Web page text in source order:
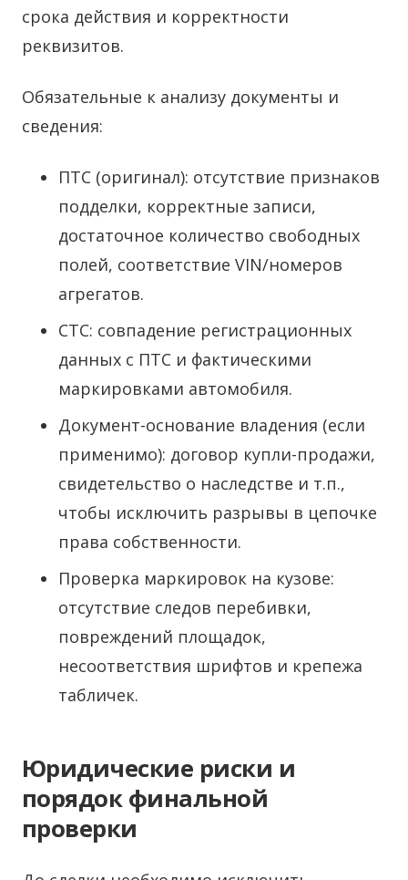
срока действия и корректности
реквизитов.
Обязательные к анализу документы и
сведения:
ПТС (оригинал): отсутствие признаков
подделки, корректные записи,
достаточное количество свободных
полей, соответствие VIN/номеров
агрегатов.
СТС: совпадение регистрационных
данных с ПТС и фактическими
маркировками автомобиля.
Документ-основание владения (если
применимо): договор купли-продажи,
свидетельство о наследстве и т.п.,
чтобы исключить разрывы в цепочке
права собственности.
Проверка маркировок на кузове:
отсутствие следов перебивки,
повреждений площадок,
несоответствия шрифтов и крепежа
табличек.
Юридические риски и
порядок финальной
проверки